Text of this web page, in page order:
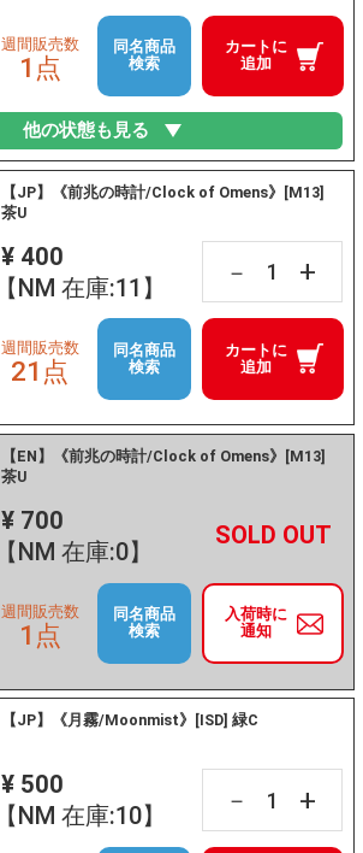
カートに
追加
週間販売数
1点
同名商品
検索
他の状態も見る
【JP】《前兆の時計/Clock of Omens》[M13]
茶U
¥ 400
【NM 在庫:11】
－ +
カートに
追加
週間販売数
21点
同名商品
検索
【EN】《前兆の時計/Clock of Omens》[M13]
茶U
¥ 700
【NM 在庫:0】
－ +
入荷時に
通知
週間販売数
1点
同名商品
検索
【JP】《月霧/Moonmist》[ISD] 緑C
¥ 500
【NM 在庫:10】
－ +